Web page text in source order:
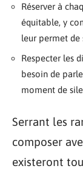
Réserver à
équitable, y
leur permet de
Respecter les
besoin de
moment de
Serrant les
composer
existeront